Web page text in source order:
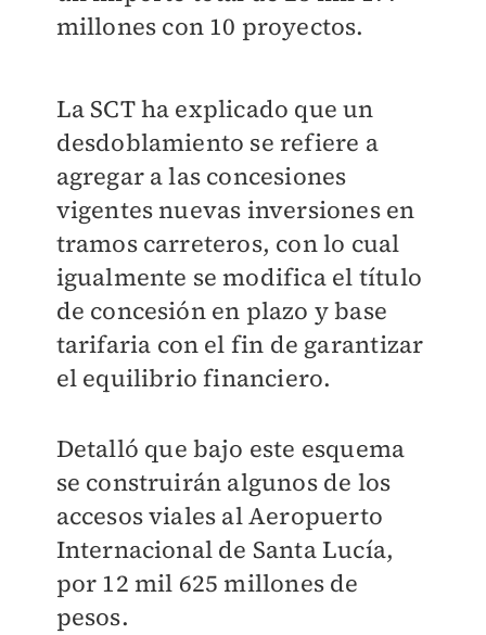
millones con 10 proyectos.
La SCT ha explicado que un
desdoblamiento se refiere a
agregar a las concesiones
vigentes nuevas inversiones en
tramos carreteros, con lo cual
igualmente se modifica el título
de concesión en plazo y base
tarifaria con el fin de garantizar
el equilibrio financiero.
Detalló que bajo este esquema
se construirán algunos de los
accesos viales al Aeropuerto
Internacional de Santa Lucía,
por 12 mil 625 millones de
pesos.